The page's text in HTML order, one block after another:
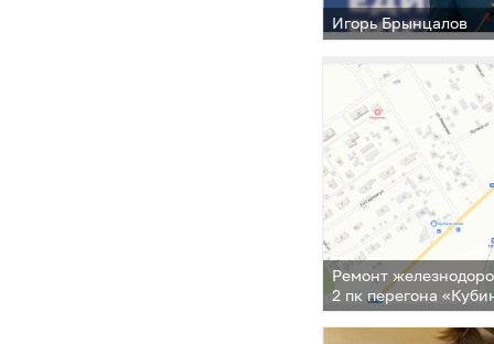
Игорь Брынцалов
Ремонт
2 пк перегона